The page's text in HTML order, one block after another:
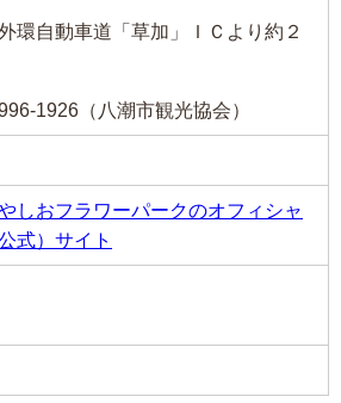
環自動車道「草加」ＩＣより約２
1926（八潮市観光協会）
しおフラワーパークのオフィシャ
式）サイト